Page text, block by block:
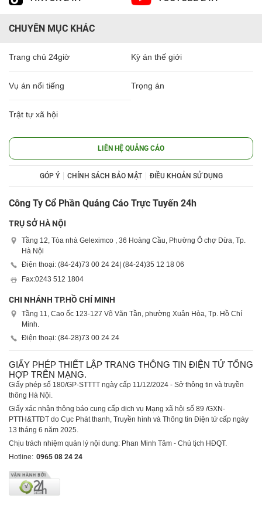
CHUYÊN MỤC KHÁC
Trang chủ 24giờ Kỳ án thế giới
Vụ án nổi tiếng Trọng án
Trật tự xã hội
LIÊN HỆ QUẢNG CÁO
GÓP Ý CHÍNH SÁCH BẢO MẬT ĐIỀU KHOẢN SỬ DỤNG
Công Ty Cổ Phần Quảng Cáo Trực Tuyến 24h
TRỤ SỞ HÀ NỘI
Tầng 12, Tòa nhà Geleximco , 36 Hoàng Cầu, Phường Ô chợ Dừa, Tp.
Hà Nội
Điện thoại: (84-24)73 00 24 24| (84-24)35 12 18 06
Fax:0243 512 1804
CHI NHÁNH TP.HỒ CHÍ MINH
Tầng 11, Cao ốc 123-127 Võ Văn Tần, phường Xuân Hòa, Tp. Hồ Chí
Minh.
Điện thoại: (84-28)73 00 24 24
GIẤY PHÉP THIẾT LẬP TRANG THÔNG TIN ĐIỆN TỬ TỔNG
HỢP TRÊN MẠNG.
Giấy phép số 180/GP-STTTT ngày cấp 11/12/2024 - Sở thông tin và truyền
thông Hà Nội.
Giấy xác nhận thông báo cung cấp dịch vụ Mạng xã hội số 89 /GXN-
PTTH&TTĐT do Cục Phát thanh, Truyền hình và Thông tin Điện tử cấp ngày
13 tháng 6 năm 2025.
Chịu trách nhiệm quản lý nội dung: Phan Minh Tâm - Chủ tịch HĐQT.
Hotline: 0965 08 24 24